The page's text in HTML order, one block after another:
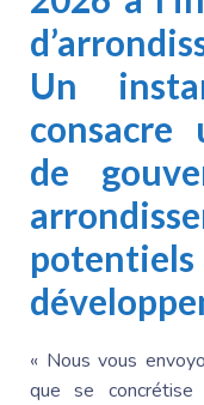
Un
consacre
de
« Nous vous
que se